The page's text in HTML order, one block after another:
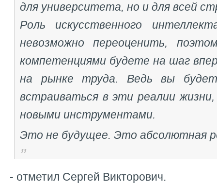
для университета, но и для всей
Роль искусственного
невозможно переоценить,
компетенциями будете на шаг
на рынке труда. Ведь вы
встраиваться в эти реалии жизни,
новыми инструментами.
Это не будущее. Это абсолютная
- отметил Сергей Викторович.